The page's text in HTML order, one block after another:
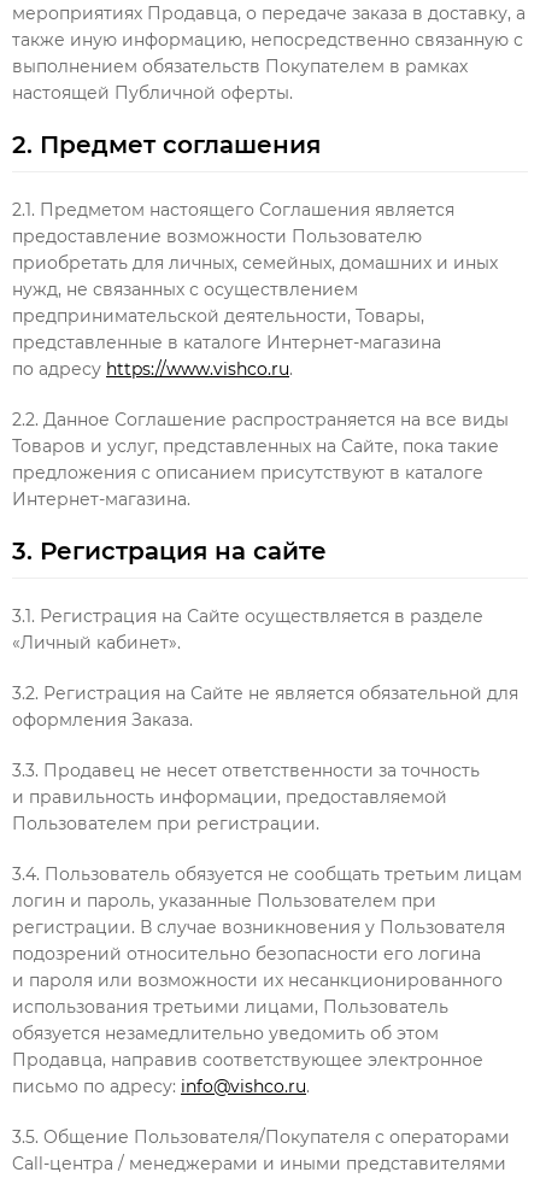
мероприятиях Продавца, о передаче заказа в доставку, а
также иную информацию, непосредственно связанную с
выполнением обязательств Покупателем в рамках
настоящей Публичной оферты.
2. Предмет соглашения
2.1. Предметом настоящего Соглашения является
предоставление возможности Пользователю
приобретать для личных, семейных, домашних и иных
нужд, не связанных с осуществлением
предпринимательской деятельности, Товары,
представленные в каталоге Интернет-магазина
по адресу https://www.vishco.ru.
2.2. Данное Соглашение распространяется на все виды
Товаров и услуг, представленных на Сайте, пока такие
предложения с описанием присутствуют в каталоге
Интернет-магазина.
3. Регистрация на сайте
3.1. Регистрация на Сайте осуществляется в разделе
«Личный кабинет».
3.2. Регистрация на Сайте не является обязательной для
оформления Заказа.
3.3. Продавец не несет ответственности за точность
и правильность информации, предоставляемой
Пользователем при регистрации.
3.4. Пользователь обязуется не сообщать третьим лицам
логин и пароль, указанные Пользователем при
регистрации. В случае возникновения у Пользователя
подозрений относительно безопасности его логина
и пароля или возможности их несанкционированного
использования третьими лицами, Пользователь
обязуется незамедлительно уведомить об этом
Продавца, направив соответствующее электронное
письмо по адресу: info@vishco.ru.
3.5. Общение Пользователя/Покупателя с операторами
Call-центра / менеджерами и иными представителями